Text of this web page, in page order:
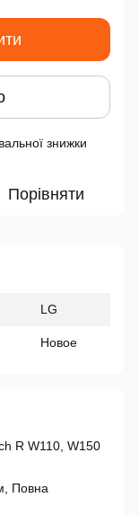
знижки
Порівняти
LG
Новое
R W110, W150
Повна